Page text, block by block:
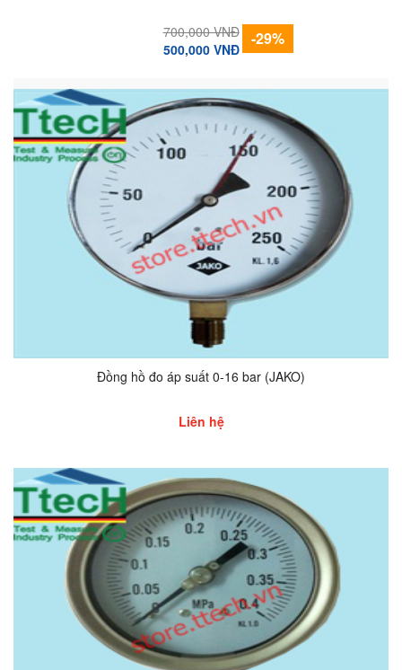
700,000 VNĐ
500,000 VNĐ
-29%
Đồng hồ đo áp suất 0-16 bar (JAKO)
Liên hệ